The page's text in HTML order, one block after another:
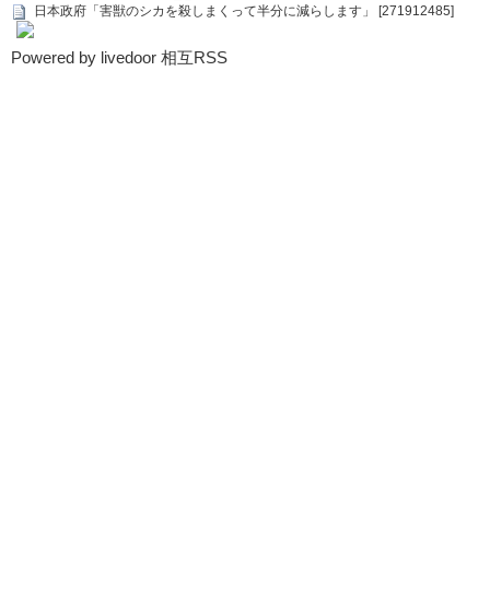
日本政府「害獣のシカを殺しまくって半分に減らします」 [271912485]
Powered by livedoor 相互RSS